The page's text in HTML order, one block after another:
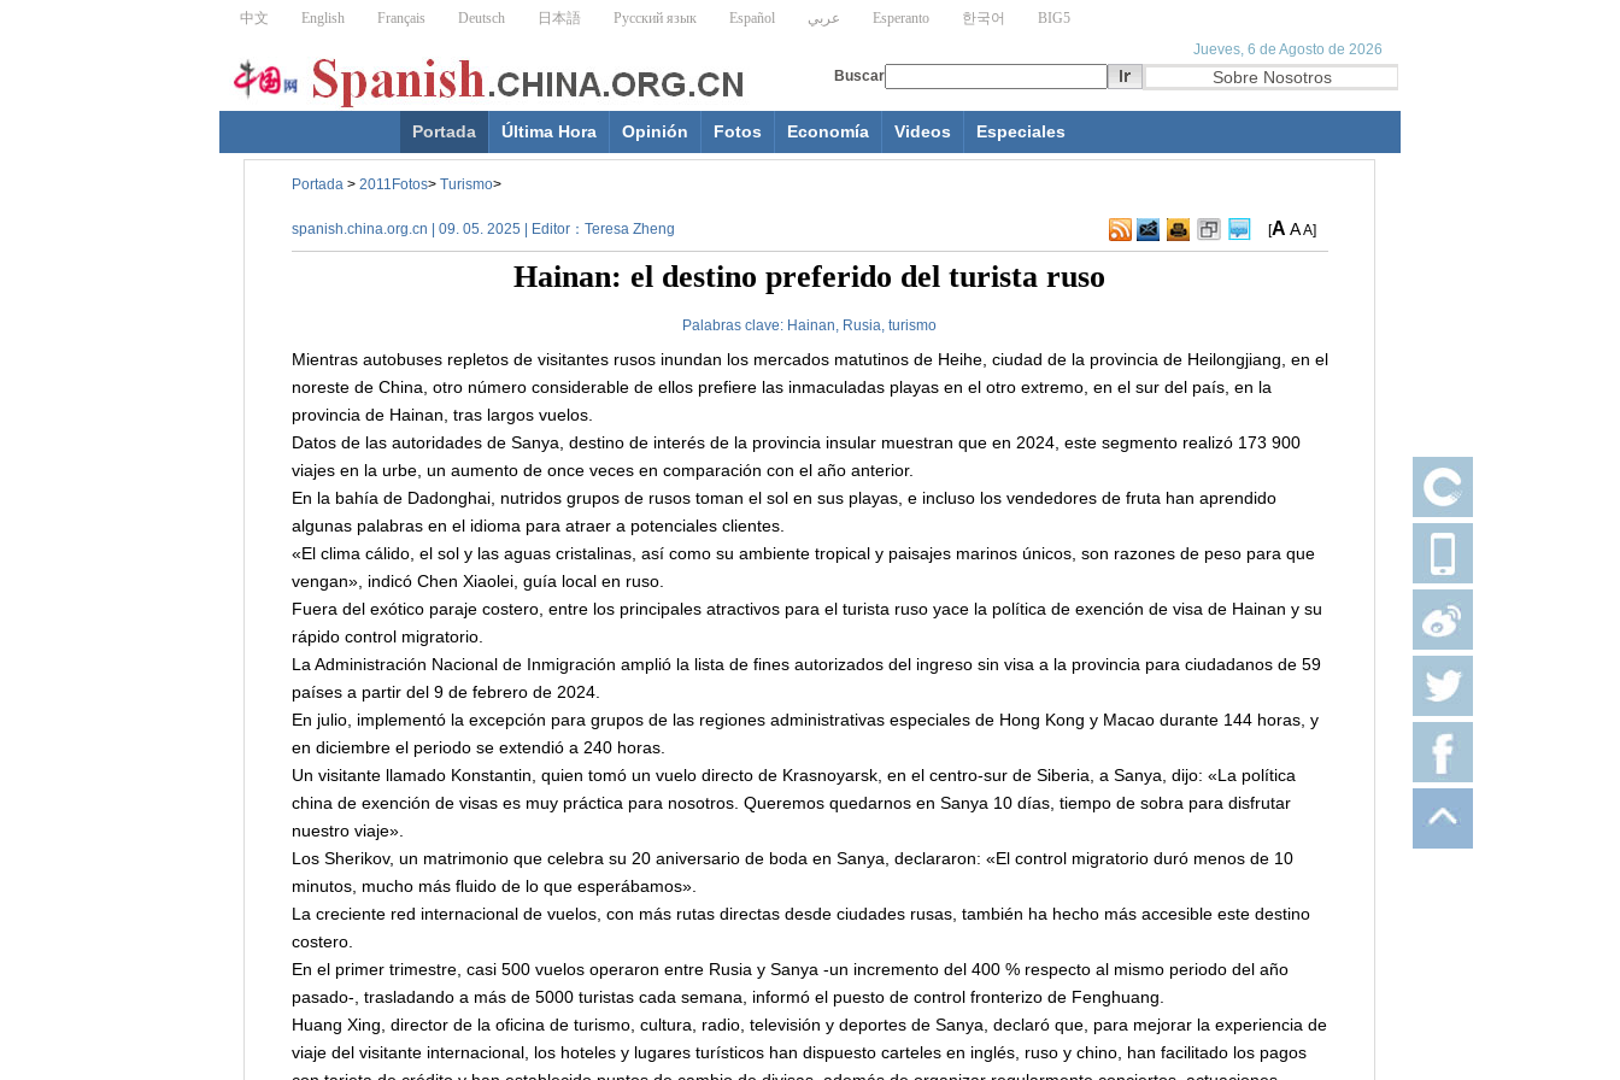
Portada Última Hora Opinión Fotos Economía Videos Especiales
Portada > 2011Fotos> Turismo>
spanish.china.org.cn | 09. 05. 2025 | Editor：Teresa Zheng [A AA]
Hainan: el destino preferido del turista ruso
Palabras clave: Hainan, Rusia, turismo
Mientras autobuses repletos de visitantes rusos inundan los mercados matutinos de Heihe, ciudad de la provincia de Heilongjiang, en el
noreste de China, otro número considerable de ellos prefiere las inmaculadas playas en el otro extremo, en el sur del país, en la
provincia de Hainan, tras largos vuelos.
Datos de las autoridades de Sanya, destino de interés de la provincia insular muestran que en 2024, este segmento realizó 173 900
viajes en la urbe, un aumento de once veces en comparación con el año anterior.
En la bahía de Dadonghai, nutridos grupos de rusos toman el sol en sus playas, e incluso los vendedores de fruta han aprendido
algunas palabras en el idioma para atraer a potenciales clientes.
«El clima cálido, el sol y las aguas cristalinas, así como su ambiente tropical y paisajes marinos únicos, son razones de peso para que
vengan», indicó Chen Xiaolei, guía local en ruso.
Fuera del exótico paraje costero, entre los principales atractivos para el turista ruso yace la política de exención de visa de Hainan y su
rápido control migratorio.
La Administración Nacional de Inmigración amplió la lista de fines autorizados del ingreso sin visa a la provincia para ciudadanos de 59
países a partir del 9 de febrero de 2024.
En julio, implementó la excepción para grupos de las regiones administrativas especiales de Hong Kong y Macao durante 144 horas, y
en diciembre el periodo se extendió a 240 horas.
Un visitante llamado Konstantin, quien tomó un vuelo directo de Krasnoyarsk, en el centro-sur de Siberia, a Sanya, dijo: «La política
china de exención de visas es muy práctica para nosotros. Queremos quedarnos en Sanya 10 días, tiempo de sobra para disfrutar
nuestro viaje».
Los Sherikov, un matrimonio que celebra su 20 aniversario de boda en Sanya, declararon: «El control migratorio duró menos de 10
minutos, mucho más fluido de lo que esperábamos».
La creciente red internacional de vuelos, con más rutas directas desde ciudades rusas, también ha hecho más accesible este destino
costero.
En el primer trimestre, casi 500 vuelos operaron entre Rusia y Sanya -un incremento del 400 % respecto al mismo periodo del año
pasado-, trasladando a más de 5000 turistas cada semana, informó el puesto de control fronterizo de Fenghuang.
Huang Xing, director de la oficina de turismo, cultura, radio, televisión y deportes de Sanya, declaró que, para mejorar la experiencia de
viaje del visitante internacional, los hoteles y lugares turísticos han dispuesto carteles en inglés, ruso y chino, han facilitado los pagos